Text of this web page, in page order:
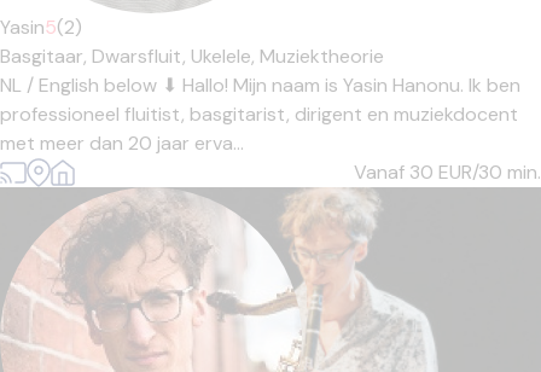
Yasin5(2)
Basgitaar, Dwarsfluit, Ukelele, Muziektheorie
NL / English below ⬇ Hallo! Mijn naam is Yasin Hanonu. Ik ben
professioneel fluitist, basgitarist, dirigent en muziekdocent
met meer dan 20 jaar erva...
Vanaf 30 EUR/30 min.